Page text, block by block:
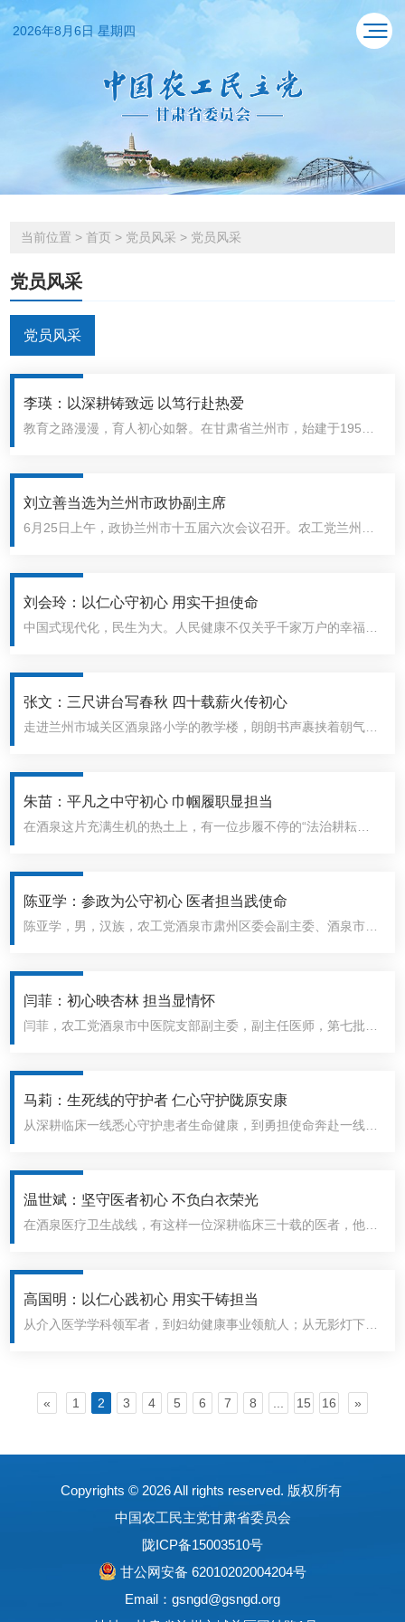
2026年8月6日 星期四
当前位置 > 首页 > 党员风采 > 党员风采
党员风采
党员风采
李瑛：以深耕铸致远 以笃行赴热爱
教育之路漫漫，育人初心如磐。在甘肃省兰州市，始建于1958
融入了城市的肌理。近年来，这所拥有六十余年历史的老校焕发
出勃勃生机，先后荣获全国文明校园、全国首批中小学科学教育
实验校、全国校园急救教育试点学校等殊荣，在这些亮眼成绩的
刘立善当选为兰州市政协副主席
6月25日上午，政协兰州市十五届六次会议召开。农工党兰州市
刘会玲：以仁心守初心 用实干担使命
中国式现代化，民生为大。人民健康不仅关乎千家万户的幸福，
样一位农工党党员：她默默无闻、兢兢业业，在无影灯下书写着
护佑女性健康的生命长卷；她勇攀科研高峰，倾心培育新人，
将“参政为公、实干为民”的理念化作一次次深入基层的坚定步
张文：三尺讲台写春秋 四十载薪火传初心
走进兰州市城关区酒泉路小学的教学楼，朗朗书声裹挟着朝气扑
声诵读课文。老师含笑伫立在课桌间，时而俯身点拨讲解，时而
温柔纠正坐姿，时而细致调校发音，一言一行里满是悉心与关
爱。在这份耐心引导下，孩子们的朗读愈发专注投入，眼眸里也
朱苗：平凡之中守初心 巾帼履职显担当
在酒泉这片充满生机的热土上，有一位步履不停的“法治耕耘
十余载春秋，她用青春与汗水，在平凡的岗位上书写着不平凡的
履职答卷，曾荣获酒泉市司法局优秀调解员、农工党酒泉市委会
优秀党员、优秀下沉政法干警、优秀法治辅导员、优秀政协委
陈亚学：参政为公守初心 医者担当践使命
陈亚学，男，汉族，农工党酒泉市肃州区委会副主委、酒泉市第
年来，他始终锚定“双岗建功、双向赋能”奋斗目标，立足医生本
职精益求精，扛起党派职责主动作为，以实际行动赓续农工
党“爱国、革命、奉献”优良传统，生动诠释“参政为公，实干为
闫菲：初心映杏林 担当显情怀
闫菲，农工党酒泉市中医院支部副主委，副主任医师，第七批全
主任。她以仁心仁术守护银发健康，以党派担当践行初心使命，
始终秉持 “敬佑生命、救死扶伤、甘于奉献、大爱无疆” 的职业
精神，将农工党员的责任与医者情怀融入每一项工作，用专业与
马莉：生死线的守护者 仁心守护陇原安康
从深耕临床一线悉心守护患者生命健康，到勇担使命奔赴一线守
重症一线近30年，坚守核工业精神所铸就医者初心，以精湛医术
守护生命防线，用匠心担当培育医疗新军，用日复一日的坚守与
奉献，诠释着新时代劳动者的赤诚与担当。
温世斌：坚守医者初心 不负白衣荣光
在酒泉医疗卫生战线，有这样一位深耕临床三十载的医者，他以
就是2026年“甘肃省五一劳动奖章”获得者温世斌。温世斌，农工
党酒泉市委会委员、农工党酒泉市人民医院支部主委，上海市第
一人民医院酒泉医院（酒泉市人民医院）神经内科主任，肃州区
五一劳动奖章、酒泉市领军人才以及甘肃省卫生健康行业骨干人
高国明：以仁心践初心 用实干铸担当
从介入医学学科领军者，到妇幼健康事业领航人；从无影灯下的
五一劳动奖章获得者，农工党天水市委会副主委、天水市妇幼保
健院院长、介入治疗主任医师，三十载医路初心如磐，践使命笃
« 1 2 3 4 5 6 7 8 15 16 »
Copyrights © 2026 All rights reserved. 版权所有
中国农工民主党甘肃省委员会
陇ICP备15003510号
甘公网安备 62010202004204号
Email：gsngd@gsngd.org